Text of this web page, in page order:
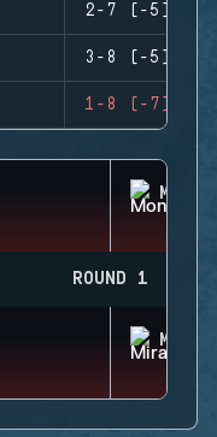
2-7 (-5)
3-8 (-5)
1-8 (-7)
ROUND 1
MIRA